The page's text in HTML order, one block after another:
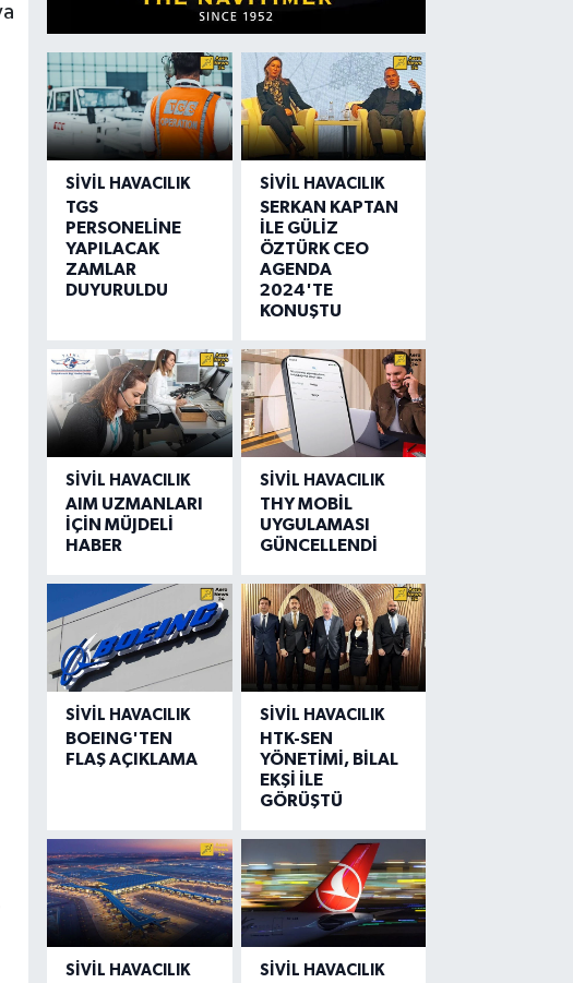
SIVIL HAVACILIK
TGS
PERSONELİNE
YAPILACAK
ZAMLAR
DUYURULDU
SIVIL HAVACILIK
SERKAN KAPTAN
İLE GÜLİZ
ÖZTÜRK CEO
AGENDA
2024'TE
KONUŞTU
SIVIL HAVACILIK
AIM UZMANLARI
İÇİN MÜJDELİ
HABER
SIVIL HAVACILIK
THY MOBİL
UYGULAMASI
GÜNCELLENDİ
SIVIL HAVACILIK
BOEING'TEN
FLAŞ AÇIKLAMA
SIVIL HAVACILIK
HTK-SEN
YÖNETİMİ, BİLAL
EKŞİ İLE
GÖRÜŞTÜ
SIVIL HAVACILIK SIVIL HAVACILIK